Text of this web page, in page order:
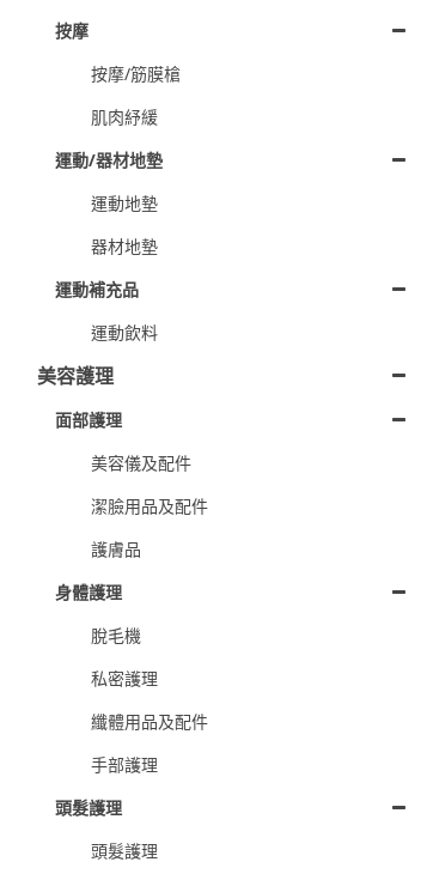
按摩
按摩/筋膜槍
肌肉紓緩
運動/器材地墊
運動地墊
器材地墊
運動補充品
運動飲料
美容護理
面部護理
美容儀及配件
潔臉用品及配件
護膚品
身體護理
脫毛機
私密護理
纖體用品及配件
手部護理
頭髮護理
頭髮護理